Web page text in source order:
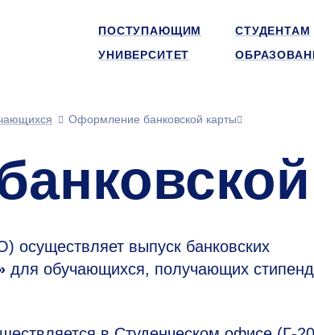
ПОСТУПАЮЩИМ СТУДЕНТАМ
УНИВЕРСИТЕТ
Оформление банковской карты
выпуск банковских
для обучающихся, получающих